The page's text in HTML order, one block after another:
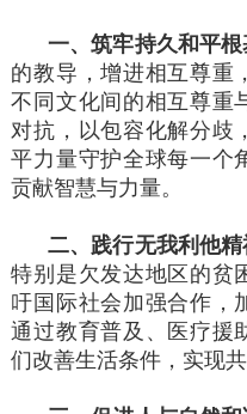
一、筑牢持久和平
的教导，增进相互尊重
不同文化间的相互尊重
对抗，以包容化解分歧
平力量守护全球每一个
贡献智慧与力量。
二、践行无我利他精
特别是欠发达地区的贫
吁国际社会加强合作，
通过教育普及、医疗援
们改善生活条件，实现